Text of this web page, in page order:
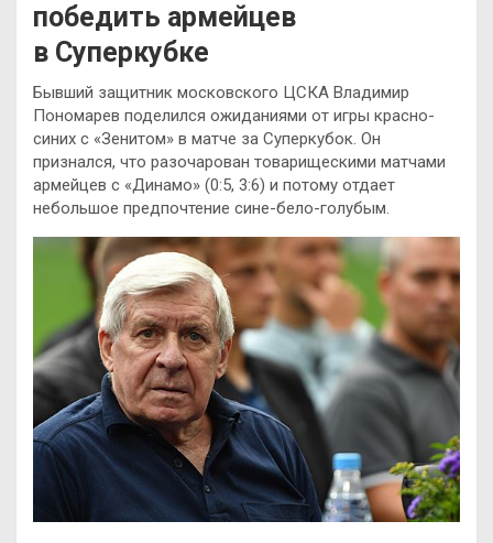
победить армейцев
в Суперкубке
Бывший защитник московского ЦСКА Владимир
Пономарев поделился ожиданиями от игры красно-
синих с «Зенитом» в матче за Суперкубок. Он
признался, что разочарован товарищескими матчами
армейцев с «Динамо» (0:5, 3:6) и потому отдает
небольшое предпочтение сине-бело-голубым.